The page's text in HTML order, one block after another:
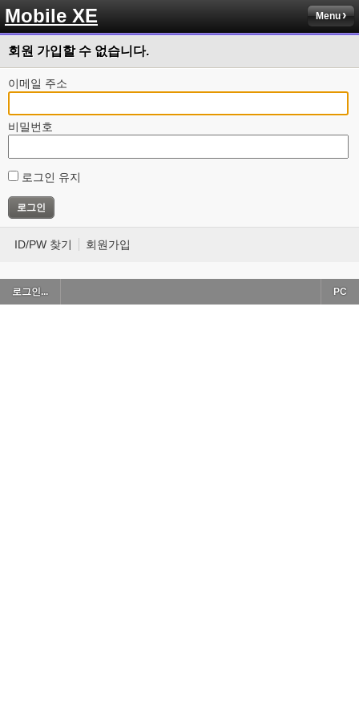
Mobile XE Menu
회원 가입할 수 없습니다.
이메일 주소
비밀번호
로그인 유지
ID/PW 찾기 회원가입
로그인... PC